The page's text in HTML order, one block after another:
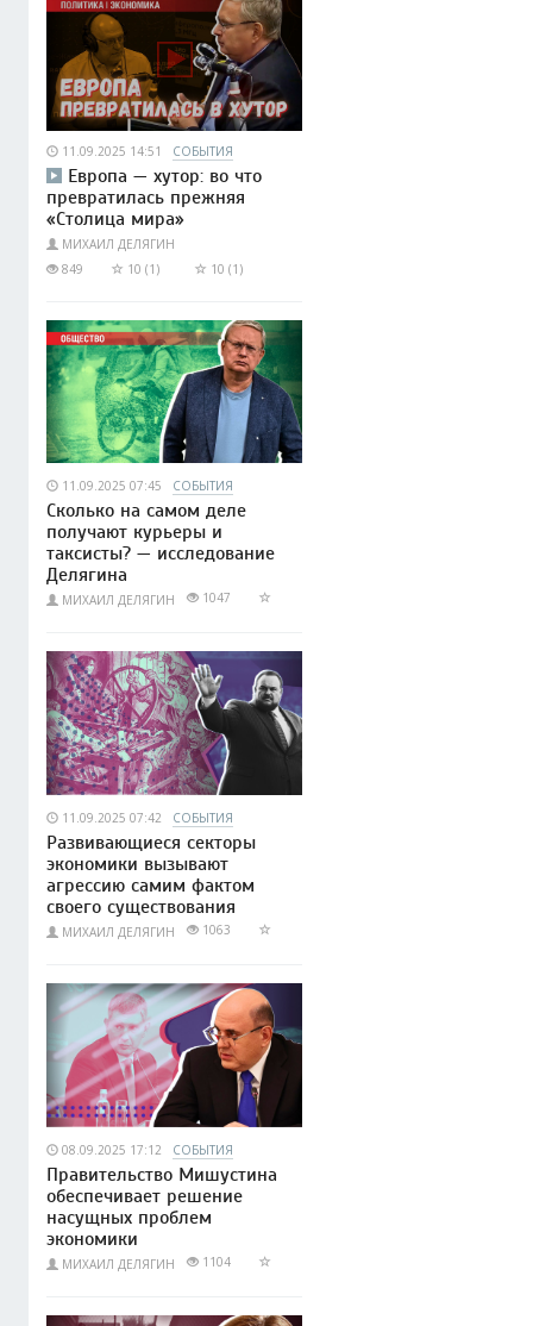
11.09.2025 14:51 СОБЫТИЯ
Европа — хутор: во что
превратилась прежняя
«Столица мира»
МИХАИЛ ДЕЛЯГИН
849
10 (1) 10 (1)
11.09.2025 07:45 СОБЫТИЯ
Сколько на самом деле
получают курьеры и
таксисты? — исследование
Делягина
МИХАИЛ ДЕЛЯГИН 1047
11.09.2025 07:42 СОБЫТИЯ
Развивающиеся секторы
экономики вызывают
агрессию самим фактом
своего существования
МИХАИЛ ДЕЛЯГИН 1063
08.09.2025 17:12 СОБЫТИЯ
Правительство Мишустина
обеспечивает решение
насущных проблем
экономики
МИХАИЛ ДЕЛЯГИН 1104